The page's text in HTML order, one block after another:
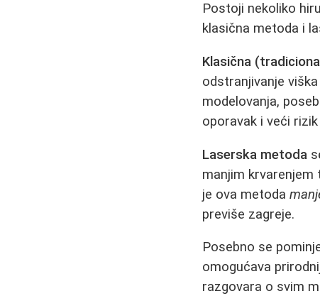
Postoji nekoliko
klasična metoda i
Klasična
odstranjivanje
modelovanja,
oporavak i veći
Laserska metoda
manjim
je ova metoda
previše zagreje.
Posebno se
omogućava
razgovara o svim